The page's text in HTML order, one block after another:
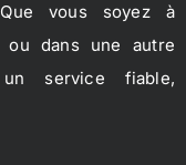
vous soyez à
ou dans une autre
service fiable,